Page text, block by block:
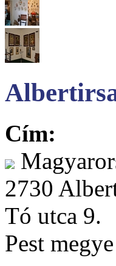
Cím:
2730
Tó utca 9.
Pest megye